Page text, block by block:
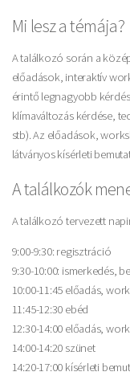
Mi lesz a témája?
A találkozó során a
előadások, interaktív
érintő legnagyobb
klímaváltozás kérdése,
stb). Az előadások,
látványos kísérleti
A találkozók
A találkozó tervezett
9:00-9:30: regisztráció
9:30-10:00: ismerkedés,
10:00-11:45 előadás,
11:45-12:30 ebéd
12:30-14:00 előadás,
14:00-14:20 szünet
14:20-17:00 kísérleti